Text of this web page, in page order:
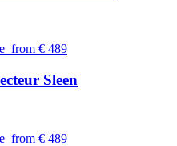
€ 489
Sleen
€ 489